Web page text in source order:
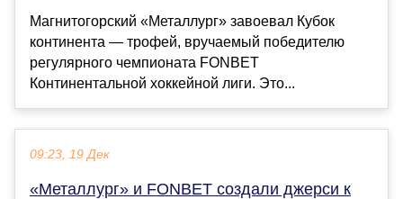
Магнитогорский «Металлург» завоевал Кубок
континента — трофей, вручаемый победителю
регулярного чемпионата FONBET
Континентальной хоккейной лиги. Это...
09:23, 19 Дек
«Металлург» и FONBET создали джерси к